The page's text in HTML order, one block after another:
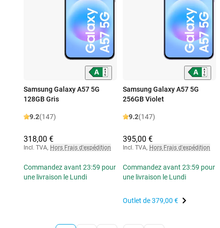
Samsung Galaxy A57 5G
128GB Gris
9.2(147)
318,00 €
Incl. TVA, Hors Frais d'expédition
Commandez avant 23:59 pour
une livraison le Lundi
Samsung Galaxy A57 5G
256GB Violet
9.2(147)
395,00 €
Incl. TVA, Hors Frais d'expédition
Commandez avant 23:59 pour
une livraison le Lundi
Outlet de379,00 €